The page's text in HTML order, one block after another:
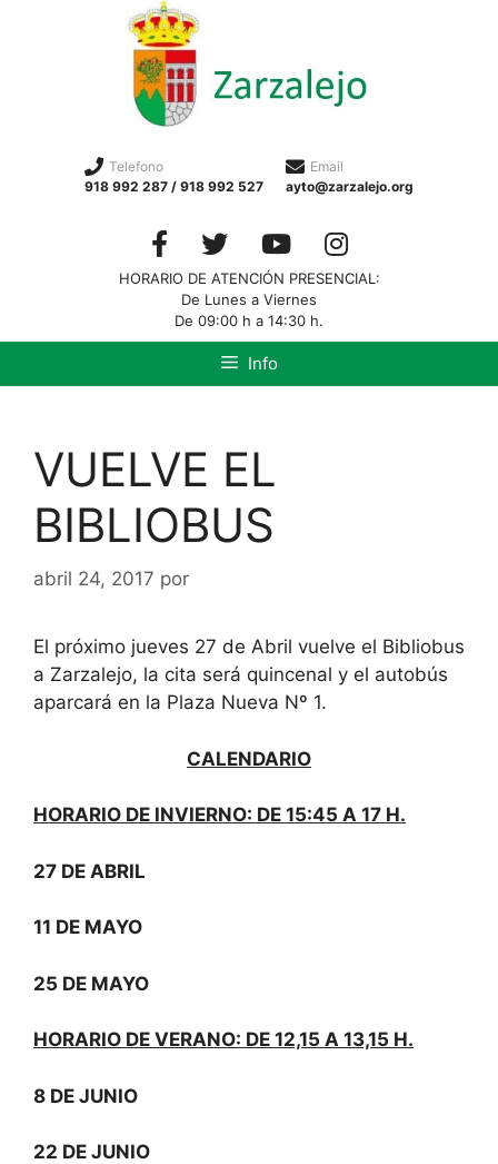
Telefono
918 992 287 / 918 992 527
Email
ayto@zarzalejo.org
HORARIO DE ATENCIÓN PRESENCIAL:
De Lunes a Viernes
De 09:00 h a 14:30 h.
Info
VUELVE EL
BIBLIOBUS
abril 24, 2017 por
El próximo jueves 27 de Abril vuelve el Bibliobus
a Zarzalejo, la cita será quincenal y el autobús
aparcará en la Plaza Nueva Nº 1.
CALENDARIO
HORARIO DE INVIERNO: DE 15:45 A 17 H.
27 DE ABRIL
11 DE MAYO
25 DE MAYO
HORARIO DE VERANO: DE 12,15 A 13,15 H.
8 DE JUNIO
22 DE JUNIO